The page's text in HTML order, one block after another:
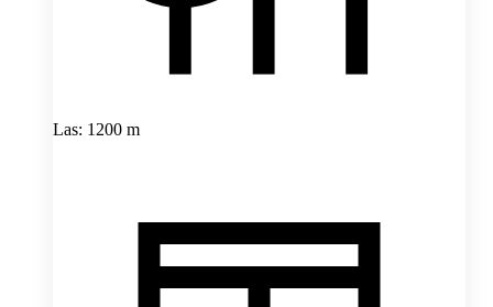
Las: 1200 m